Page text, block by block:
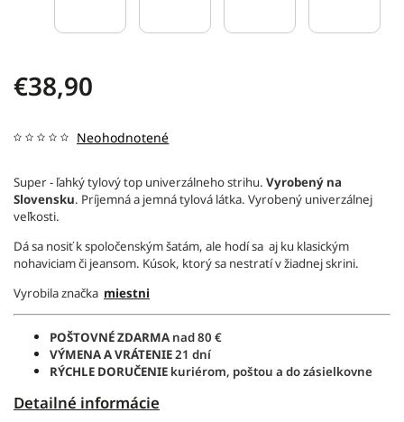
€38,90
Neohodnotené
Super - ľahký tylový top univerzálneho strihu. Vyrobený na
Slovensku. Príjemná a jemná tylová látka. Vyrobený univerzálnej
veľkosti.
Dá sa nosiť k spoločenským šatám, ale hodí sa aj ku klasickým
nohaviciam či jeansom. Kúsok, ktorý sa nestratí v žiadnej skrini.
Vyrobila značka miestni
POŠTOVNÉ ZDARMA nad 80 €
VÝMENA A VRÁTENIE21 dní
RÝCHLE DORUČENIE kuriérom, poštou a do zásielkovne
Detailné informácie